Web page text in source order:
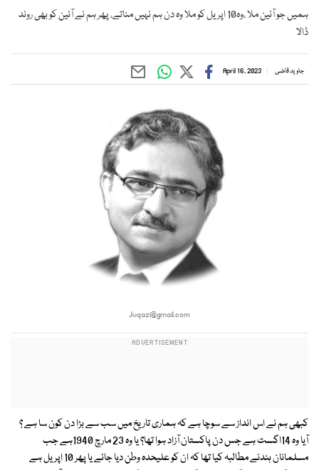
ہمیں جو آئین ملا ،وہ10 اپریل کو ملا وہ دن ہم نہیں مناتے، پھر ہم نے آئین کو بھی روند
ڈالا
جاوید قاضی April 16, 2023
Jvqazi@gmail.com
کبھی ہم نے اس انداز سے سوچا ہے کہ ہماری تاریخ میں سب سے بڑا دن کون سا ہے ؟
آیا وہ 14اگست ہے جس دن پاکستان آزاد ہوا تھا؟ یا وہ 23 مارچ 1940ہے جب
مسلمانان ہندنے مطالبہ کیا تھا کہ ان کو علیحدہ وطن دیا جائے یا پھر 10 اپریل ہے